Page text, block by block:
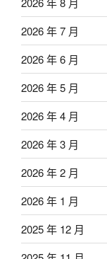
2026 年 7 月
2026 年 6 月
2026 年 5 月
2026 年 4 月
2026 年 3 月
2026 年 2 月
2026 年 1 月
2025 年 12 月